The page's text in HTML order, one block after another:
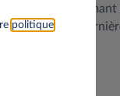
récent,
répondre aux
politique